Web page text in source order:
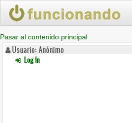
Pasar al contenido principal
Usuario: Anónimo
Log In